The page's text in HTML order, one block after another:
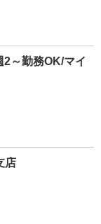
2～勤務OK/マイ
店